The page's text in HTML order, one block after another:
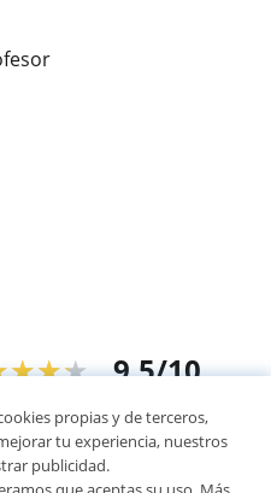
9,5/10
de alumnos
propias y de terceros,
tu experiencia, nuestros
publicidad.